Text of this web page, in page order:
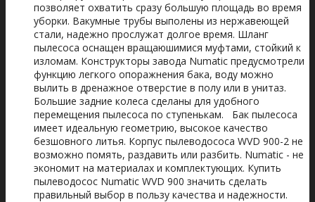
позволяет охватить сразу большую площадь во время
уборки. Вакумные трубы выполены из нержавеющей
стали, надежно прослужат долгое время. Шланг
пылесоса оснащен вращаюшимися муфтами, стойкий к
изломам. Конструкторы завода Numatic предусмотрели
функцию легкого опоражнения бака, воду можно
вылить в дренажное отверстие в полу или в унитаз.
Большие задние колеса сделаны для удобного
перемещения пылесоса по ступенькам. Бак пылесоса
имеет идеальную геометрию, высокое качество
безшовного литья. Корпус пылеводососа WVD 900-2 не
возможно помять, раздавить или разбить. Numatic - не
экономит на материалах и комплектующих. Купить
пылеводосос Numatic WVD 900 значить сделать
правильный выбор в пользу качества и надежности.